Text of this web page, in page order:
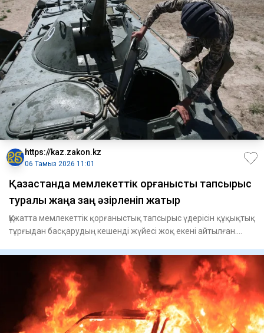
https://kaz.zakon.kz
06 Тамыз 2026 11:01
Қазақстанда мемлекеттік қорғаныстық тапсырыс
туралы жаңа заң әзірленіп жатыр
Құжатта мемлекеттік қорғаныстық тапсырыс үдерісін құқықтық
тұрғыдан басқарудың кешенді жүйесі жоқ екені айтылған.